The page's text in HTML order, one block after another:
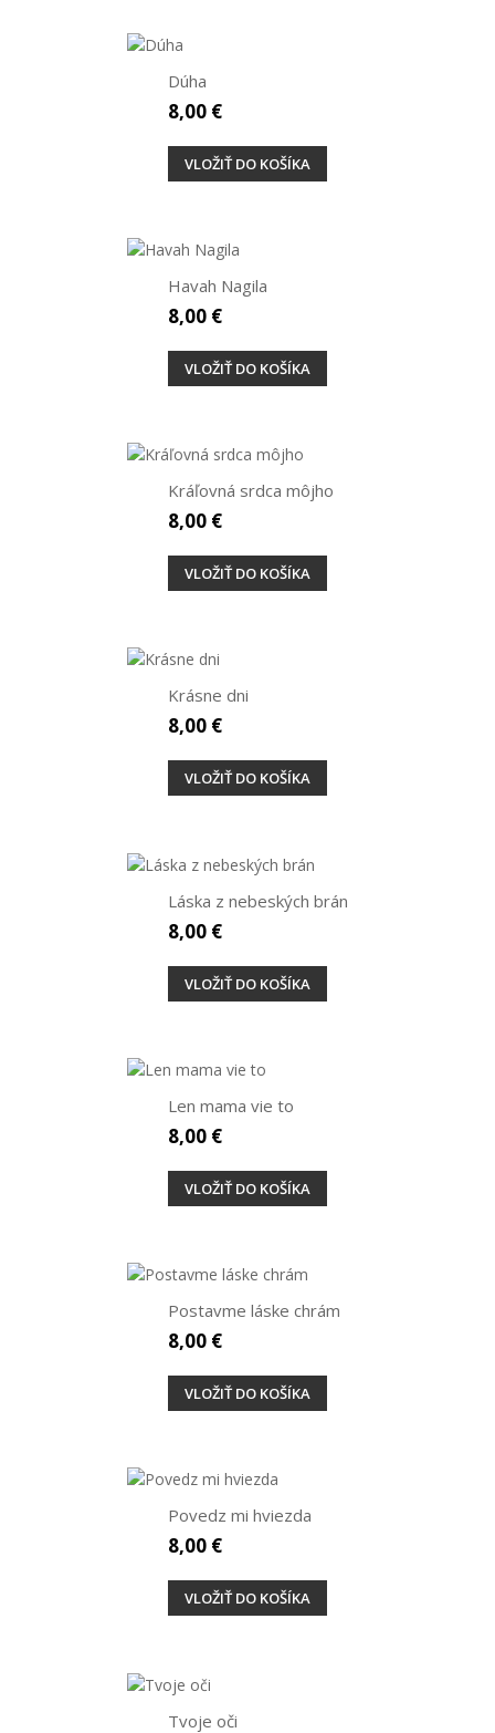
Dúha
8,00 €
VLOŽIŤ DO KOŠÍKA
Havah Nagila
8,00 €
VLOŽIŤ DO KOŠÍKA
Kráľovná srdca môjho
8,00 €
VLOŽIŤ DO KOŠÍKA
Krásne dni
8,00 €
VLOŽIŤ DO KOŠÍKA
Láska z nebeských brán
8,00 €
VLOŽIŤ DO KOŠÍKA
Len mama vie to
8,00 €
VLOŽIŤ DO KOŠÍKA
Postavme láske chrám
8,00 €
VLOŽIŤ DO KOŠÍKA
Povedz mi hviezda
8,00 €
VLOŽIŤ DO KOŠÍKA
Tvoje oči